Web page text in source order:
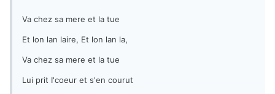
Va chez sa mere et la tue
Et lon lan laire, Et lon lan la,
Va chez sa mere et la tue
Lui prit I'coeur et s'en courut